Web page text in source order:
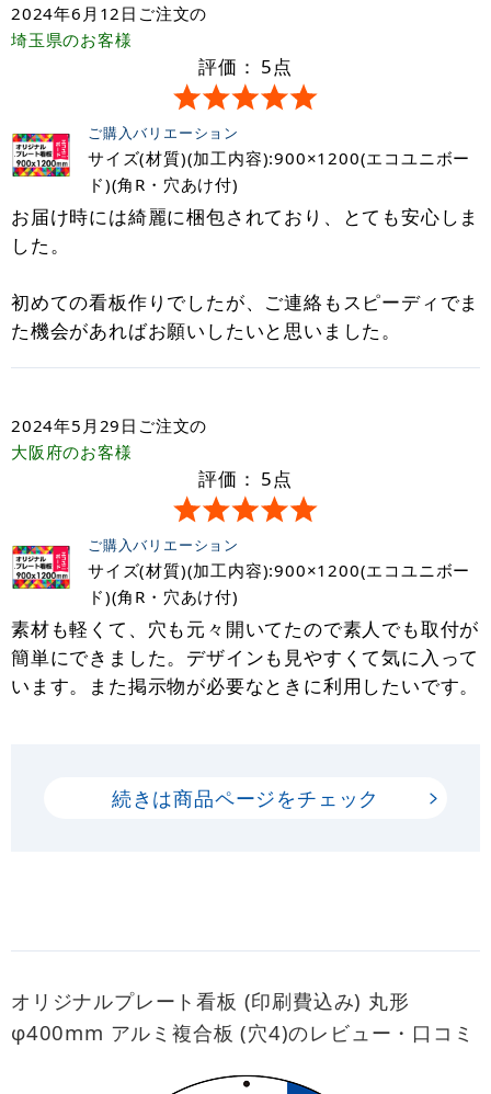
2024年6月12日 ご注文の
埼玉県のお客様
評価： 5点
ご購入バリエーション
サイズ(材質)(加工内容):900×1200(エコユニボー
ド)(角R・穴あけ付)
お届け時には綺麗に梱包されており、とても安心しま
した。
初めての看板作りでしたが、ご連絡もスピーディでま
た機会があればお願いしたいと思いました。
2024年5月29日 ご注文の
大阪府のお客様
評価： 5点
ご購入バリエーション
サイズ(材質)(加工内容):900×1200(エコユニボー
ド)(角R・穴あけ付)
素材も軽くて、穴も元々開いてたので素人でも取付が
簡単にできました。デザインも見やすくて気に入って
います。また掲示物が必要なときに利用したいです。
続きは商品ページをチェック
オリジナルプレート看板 (印刷費込み) 丸形
φ400mm アルミ複合板 (穴4)のレビュー・口コミ